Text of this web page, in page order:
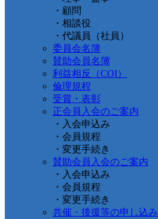
・顧問
・相談役
・代議員（社員）
委員会名簿
賛助会員名簿
利益相反（COI）
倫理規程
受賞・表彰
正会員入会のご案内
・入会申込み
・会員規程
・変更手続き
賛助会員入会のご案内
・入会申込み
・会員規程
・変更手続き
共催・後援等の申し込み